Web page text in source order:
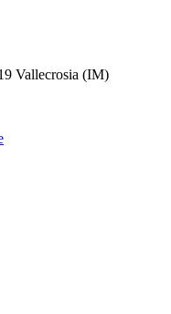
Vallecrosia (IM)